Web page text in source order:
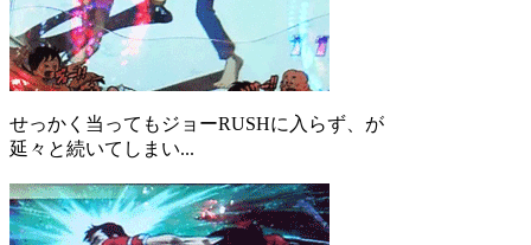
せっかく当ってもジョーRUSHに入らず、が
延々と続いてしまい...